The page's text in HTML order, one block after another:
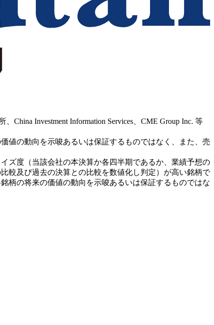
Investment Information Services、CME Group Inc. 等
値の動向を示唆あるいは保証するものではなく、また、売
ズ度（当該会社の本決算か各四半期であるか、業績予想の
較及び過去の決算との比較を数値化し判定）が高い銘柄で
柄の将来の価値の動向を示唆あるいは保証するものではな